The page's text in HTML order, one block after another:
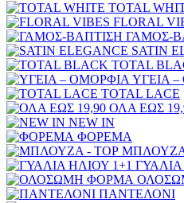
TOTAL
FLORAL
ΓΑΜΟΣ-
SATIN
TOTAL
ΥΓΕΙΑ
TOTAL LACE
ΟΛΑ ΕΩΣ
NEW IN
ΦΟΡΕΜΑ
ΜΠΛΟΥΖΑ
ΓΥΑΛΙΑ
ΠΑΝΤΕΛΟΝΙ